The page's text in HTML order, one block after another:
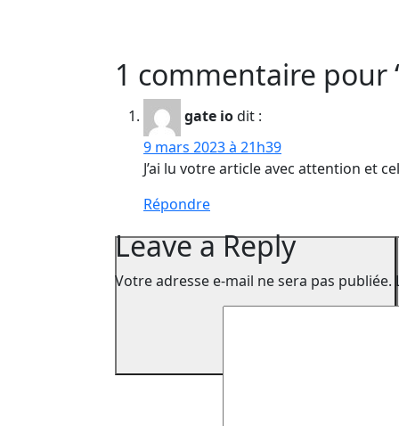
1 commentaire pour
gate iodit :
9 mars 2023 à 21h39
J’ai lu votre article avec attention et
Répondre
Leave a Reply
Votre adresse e-mail ne sera pas publiée.